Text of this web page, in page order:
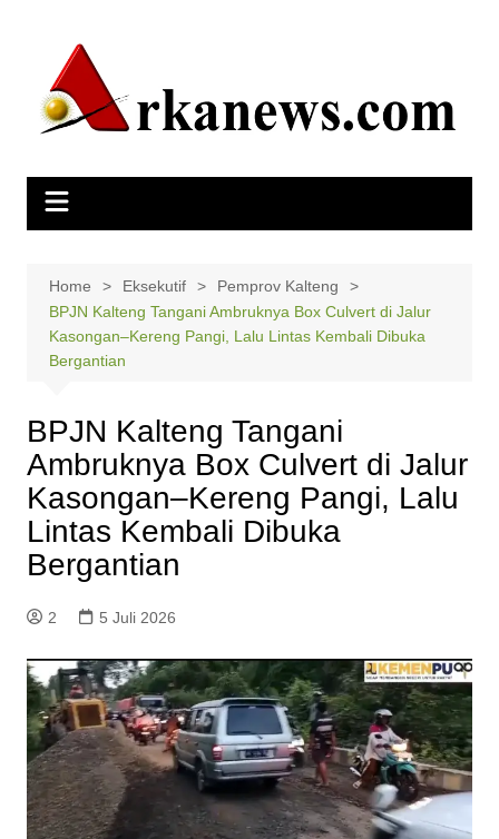
Home Eksekutif
Pemprov Kalteng
BPJN Kalteng Tangani Ambruknya Box Culvert di Jalur
Kasongan–Kereng Pangi, Lalu Lintas Kembali Dibuka
Bergantian
BPJN Kalteng Tangani
Ambruknya Box Culvert di Jalur
Kasongan–Kereng Pangi, Lalu
Lintas Kembali Dibuka
Bergantian
2 5 Juli 2026